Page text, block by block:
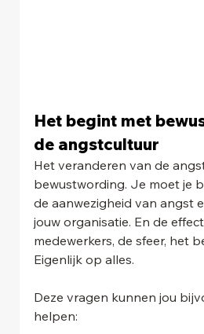
Het begint met
de angstcultuur
Het veranderen van de
bewustwording. Je moet je
de aanwezigheid van angst
jouw organisatie. En de
medewerkers, de sfeer, het
Eigenlijk op alles.
Deze vragen kunnen jou
helpen: